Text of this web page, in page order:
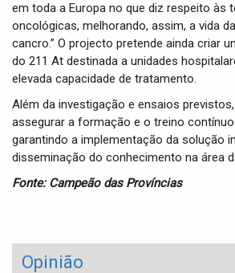
em toda a Europa no que diz respeito às
oncológicas, melhorando, assim, a vida
cancro.” O projecto pretende ainda criar
do 211 At destinada a unidades
elevada capacidade de tratamento.
Além da investigação e ensaios
assegurar a formação e o treino
garantindo a implementação da solução
disseminação do conhecimento na área
Fonte: Campeão das Províncias
Opinião